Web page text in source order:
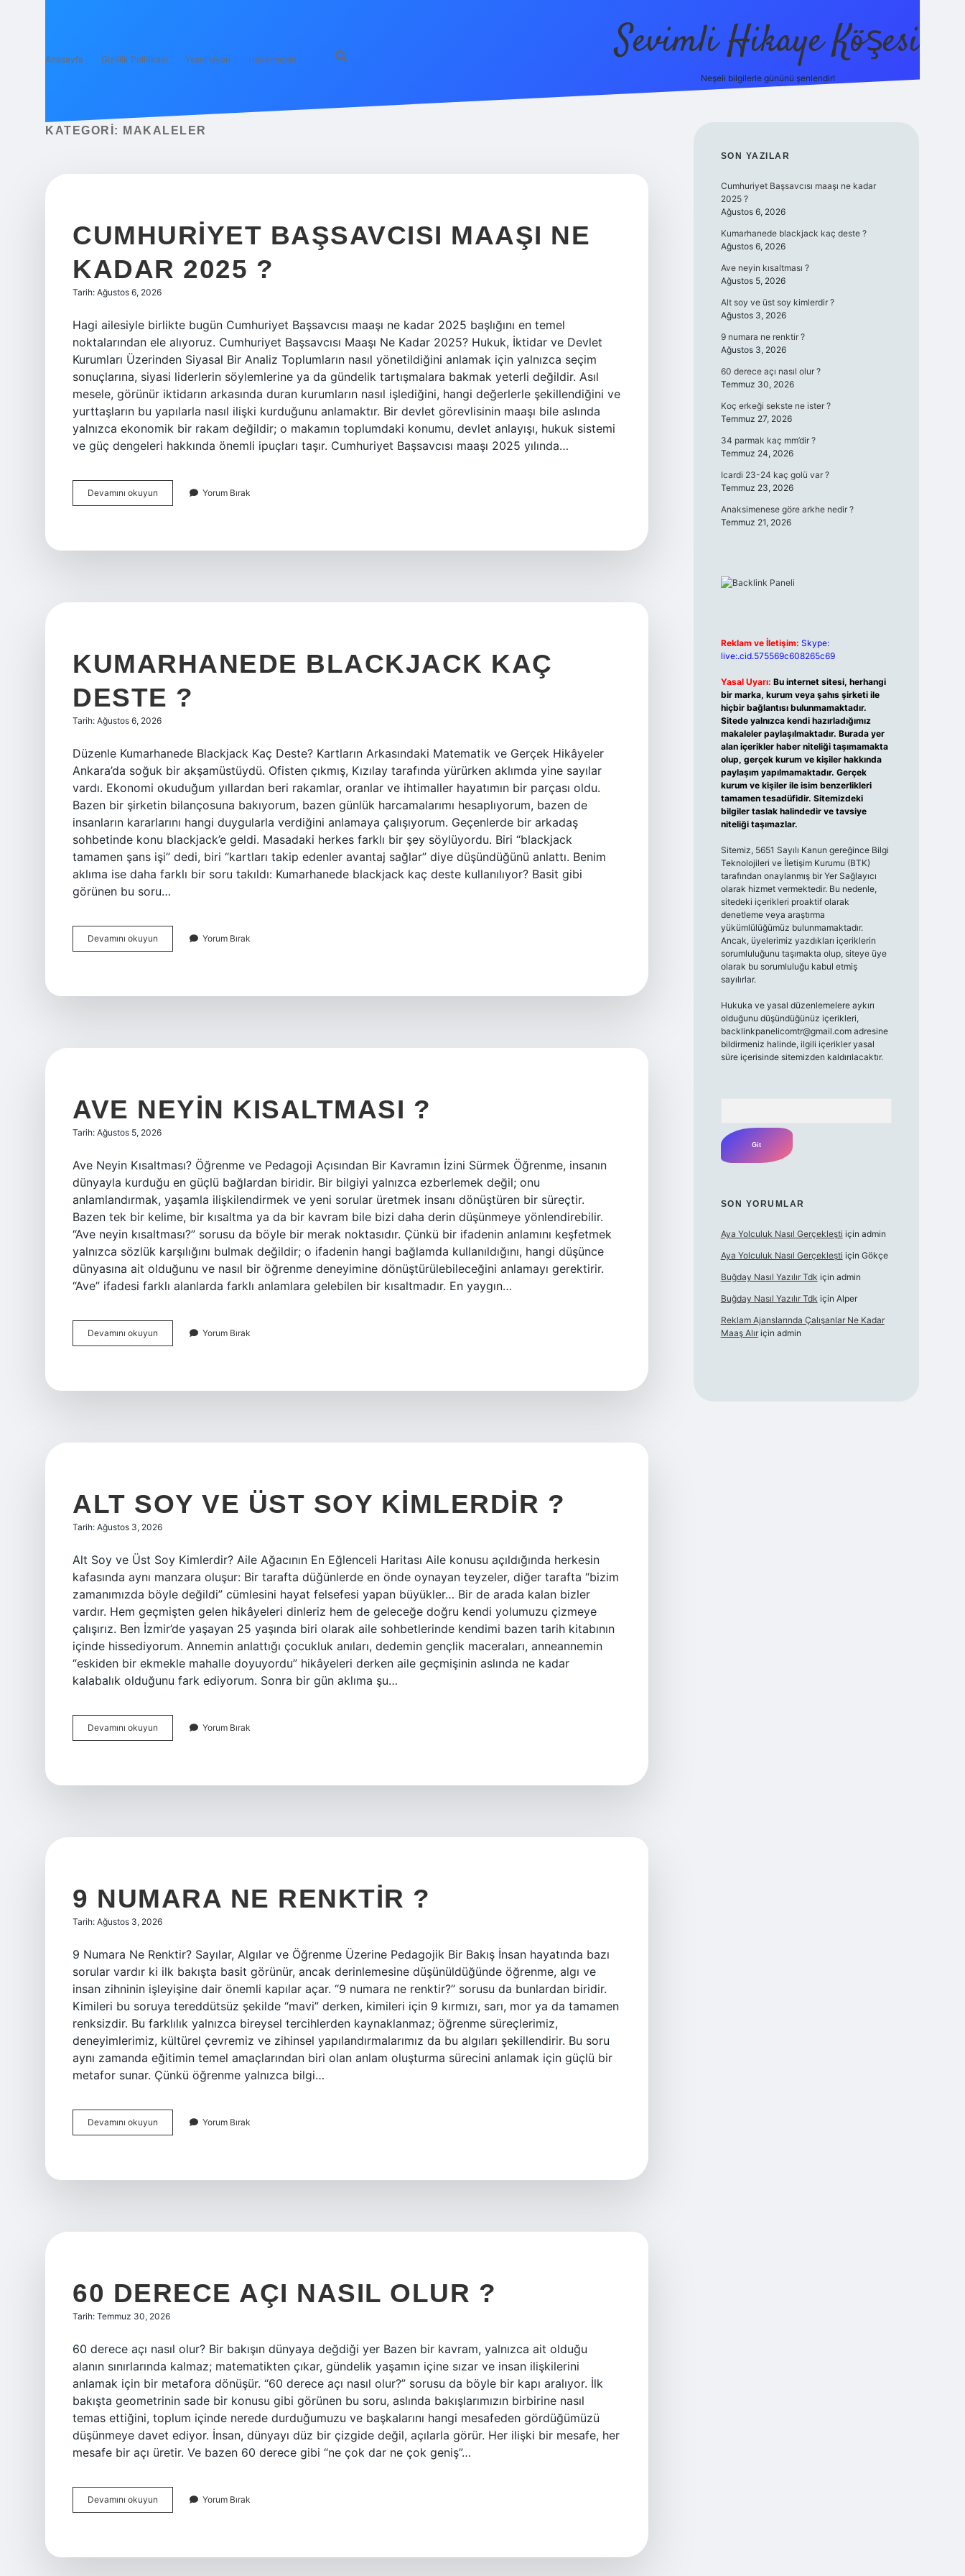
Anasayfa Gizlilik Politikası Yasal Uyarı Hakkımızda Sevimli Hikaye Köşesi
Neşeli bilgilerle gününü şenlendir!
KATEGORI: MAKALELER
CUMHURIYET BAŞSAVCISI MAAŞI NE
KADAR 2025 ?
Tarih: Ağustos 6, 2026
Hagi ailesiyle birlikte bugün Cumhuriyet Başsavcısı maaşı ne kadar 2025 başlığını en temel
noktalarından ele alıyoruz. Cumhuriyet Başsavcısı Maaşı Ne Kadar 2025? Hukuk, İktidar ve Devlet
Kurumları Üzerinden Siyasal Bir Analiz Toplumların nasıl yönetildiğini anlamak için yalnızca seçim
sonuçlarına, siyasi liderlerin söylemlerine ya da gündelik tartışmalara bakmak yeterli değildir. Asıl
mesele, görünür iktidarın arkasında duran kurumların nasıl işlediğini, hangi değerlerle şekillendiğini ve
yurttaşların bu yapılarla nasıl ilişki kurduğunu anlamaktır. Bir devlet görevlisinin maaşı bile aslında
yalnızca ekonomik bir rakam değildir; o makamın toplumdaki konumu, devlet anlayışı, hukuk sistemi
ve güç dengeleri hakkında önemli ipuçları taşır. Cumhuriyet Başsavcısı maaşı 2025 yılında…
Devamını okuyun Cumhuriyet
Başsavcısı
Yorum Bırak
KUMARHANEDE BLACKJACK KAÇ
DESTE ?
Tarih: Ağustos 6, 2026
Düzenle Kumarhanede Blackjack Kaç Deste? Kartların Arkasındaki Matematik ve Gerçek Hikâyeler
Ankara’da soğuk bir akşamüstüydü. Ofisten çıkmış, Kızılay tarafında yürürken aklımda yine sayılar
vardı. Ekonomi okuduğum yıllardan beri rakamlar, oranlar ve ihtimaller hayatımın bir parçası oldu.
Bazen bir şirketin bilançosuna bakıyorum, bazen günlük harcamalarımı hesaplıyorum, bazen de
insanların kararlarını hangi duygularla verdiğini anlamaya çalışıyorum. Geçenlerde bir arkadaş
sohbetinde konu blackjack’e geldi. Masadaki herkes farklı bir şey söylüyordu. Biri “blackjack
tamamen şans işi” dedi, biri “kartları takip edenler avantaj sağlar” diye düşündüğünü anlattı. Benim
aklıma ise daha farklı bir soru takıldı: Kumarhanede blackjack kaç deste kullanılıyor? Basit gibi
görünen bu soru…
Devamını okuyun Kumarhanede
blackjack
Yorum Bırak
AVE NEYIN KISALTMASI ?
Tarih: Ağustos 5, 2026
Ave Neyin Kısaltması? Öğrenme ve Pedagoji Açısından Bir Kavramın İzini Sürmek Öğrenme, insanın
dünyayla kurduğu en güçlü bağlardan biridir. Bir bilgiyi yalnızca ezberlemek değil; onu
anlamlandırmak, yaşamla ilişkilendirmek ve yeni sorular üretmek insanı dönüştüren bir süreçtir.
Bazen tek bir kelime, bir kısaltma ya da bir kavram bile bizi daha derin düşünmeye yönlendirebilir.
“Ave neyin kısaltması?” sorusu da böyle bir merak noktasıdır. Çünkü bir ifadenin anlamını keşfetmek
yalnızca sözlük karşılığını bulmak değildir; o ifadenin hangi bağlamda kullanıldığını, hangi düşünce
dünyasına ait olduğunu ve nasıl bir öğrenme deneyimine dönüştürülebileceğini anlamayı gerektirir.
“Ave” ifadesi farklı alanlarda farklı anlamlara gelebilen bir kısaltmadır. En yaygın…
Devamını okuyun
neyin
Yorum Bırak
ALT SOY VE ÜST SOY KIMLERDIR ?
Tarih: Ağustos 3, 2026
Alt Soy ve Üst Soy Kimlerdir? Aile Ağacının En Eğlenceli Haritası Aile konusu açıldığında herkesin
kafasında aynı manzara oluşur: Bir tarafta düğünlerde en önde oynayan teyzeler, diğer tarafta “bizim
zamanımızda böyle değildi” cümlesini hayat felsefesi yapan büyükler… Bir de arada kalan bizler
vardır. Hem geçmişten gelen hikâyeleri dinleriz hem de geleceğe doğru kendi yolumuzu çizmeye
çalışırız. Ben İzmir’de yaşayan 25 yaşında biri olarak aile sohbetlerinde kendimi bazen tarih kitabının
içinde hissediyorum. Annemin anlattığı çocukluk anıları, dedemin gençlik maceraları, anneannemin
“eskiden bir ekmekle mahalle doyuyordu” hikâyeleri derken aile geçmişinin aslında ne kadar
kalabalık olduğunu fark ediyorum. Sonra bir gün aklıma şu…
Devamını okuyun
soy
Yorum Bırak
9 NUMARA NE RENKTIR ?
Tarih: Ağustos 3, 2026
9 Numara Ne Renktir? Sayılar, Algılar ve Öğrenme Üzerine Pedagojik Bir Bakış İnsan hayatında bazı
sorular vardır ki ilk bakışta basit görünür, ancak derinlemesine düşünüldüğünde öğrenme, algı ve
insan zihninin işleyişine dair önemli kapılar açar. “9 numara ne renktir?” sorusu da bunlardan biridir.
Kimileri bu soruya tereddütsüz şekilde “mavi” derken, kimileri için 9 kırmızı, sarı, mor ya da tamamen
renksizdir. Bu farklılık yalnızca bireysel tercihlerden kaynaklanmaz; öğrenme süreçlerimiz,
deneyimlerimiz, kültürel çevremiz ve zihinsel yapılandırmalarımız da bu algıları şekillendirir. Bu soru
aynı zamanda eğitimin temel amaçlarından biri olan anlam oluşturma sürecini anlamak için güçlü bir
metafor sunar. Çünkü öğrenme yalnızca bilgi…
Devamını okuyun
numara
Yorum Bırak
60 DERECE AÇI NASIL OLUR ?
Tarih: Temmuz 30, 2026
60 derece açı nasıl olur? Bir bakışın dünyaya değdiği yer Bazen bir kavram, yalnızca ait olduğu
alanın sınırlarında kalmaz; matematikten çıkar, gündelik yaşamın içine sızar ve insan ilişkilerini
anlamak için bir metafora dönüşür. “60 derece açı nasıl olur?” sorusu da böyle bir kapı aralıyor. İlk
bakışta geometrinin sade bir konusu gibi görünen bu soru, aslında bakışlarımızın birbirine nasıl
temas ettiğini, toplum içinde nerede durduğumuzu ve başkalarını hangi mesafeden gördüğümüzü
düşünmeye davet ediyor. İnsan, dünyayı düz bir çizgide değil, açılarla görür. Her ilişki bir mesafe, her
mesafe bir açı üretir. Ve bazen 60 derece gibi “ne çok dar ne çok geniş”…
Devamını okuyun
derece
Yorum Bırak
SIDEBAR
SON YAZILAR
Cumhuriyet Başsavcısı maaşı ne kadar
2025 ?
Ağustos 6, 2026
Kumarhanede blackjack kaç deste ?
Ağustos 6, 2026
Ave neyin kısaltması ?
Ağustos 5, 2026
Alt soy ve üst soy kimlerdir ?
Ağustos 3, 2026
9 numara ne renktir ?
Ağustos 3, 2026
60 derece açı nasıl olur ?
Temmuz 30, 2026
Koç erkeği sekste ne ister ?
Temmuz 27, 2026
34 parmak kaç mm’dir ?
Temmuz 24, 2026
Icardi 23-24 kaç golü var ?
Temmuz 23, 2026
Anaksimenese göre arkhe nedir ?
Temmuz 21, 2026
Reklam ve İletişim: Skype:
live:.cid.575569c608265c69
Yasal Uyarı: Bu internet sitesi, herhangi
bir marka, kurum veya şahıs şirketi ile
hiçbir bağlantısı bulunmamaktadır.
Sitede yalnızca kendi hazırladığımız
makaleler paylaşılmaktadır. Burada yer
alan içerikler haber niteliği taşımamakta
olup, gerçek kurum ve kişiler hakkında
paylaşım yapılmamaktadır. Gerçek
kurum ve kişiler ile isim benzerlikleri
tamamen tesadüfidir. Sitemizdeki
bilgiler taslak halindedir ve tavsiye
niteliği taşımazlar.
Sitemiz, 5651 Sayılı Kanun gereğince Bilgi
Teknolojileri ve İletişim Kurumu (BTK)
tarafından onaylanmış bir Yer Sağlayıcı
olarak hizmet vermektedir. Bu nedenle,
sitedeki içerikleri proaktif olarak
denetleme veya araştırma
yükümlülüğümüz bulunmamaktadır.
Ancak, üyelerimiz yazdıkları içeriklerin
sorumluluğunu taşımakta olup, siteye üye
olarak bu sorumluluğu kabul etmiş
sayılırlar.
Hukuka ve yasal düzenlemelere aykırı
olduğunu düşündüğünüz içerikleri,
backlinkpanelicomtr@gmail.com adresine
bildirmeniz halinde, ilgili içerikler yasal
süre içerisinde sitemizden kaldırılacaktır.
SON YORUMLAR
Aya Yolculuk Nasıl Gerçekleşti için admin
Aya Yolculuk Nasıl Gerçekleşti için Gökçe
Buğday Nasıl Yazılır Tdk için admin
Buğday Nasıl Yazılır Tdk için Alper
Reklam Ajanslarında Çalışanlar Ne Kadar
Maaş Alıriçin admin